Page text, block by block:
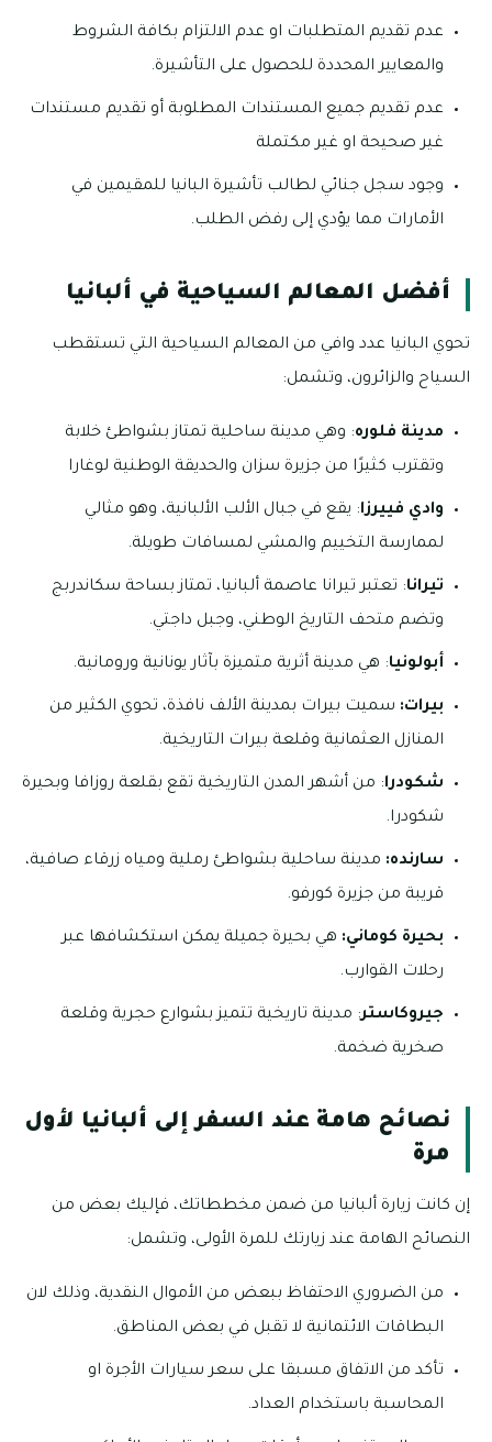
عدم تقديم المتطلبات او عدم الالتزام بكافة الشروط
والمعايير المحددة للحصول على التأشيرة.
عدم تقديم جميع المستندات المطلوبة أو تقديم مستندات
غير صحيحة او غير مكتملة
وجود سجل جنائي لطالب تأشيرة البانيا للمقيمين في
الأمارات مما يؤدي إلى رفض الطلب.
أفضل المعالم السياحية في ألبانيا
تحوي البانيا عدد وافي من المعالم السياحية التي تستقطب
السياح والزائرون، وتشمل:
مدينة فلوره: وهي مدينة ساحلية تمتاز بشواطئ خلابة
وتقترب كثيرًا من جزيرة سزان والحديقة الوطنية لوغارا
وادي فييرزا: يقع في جبال الألب الألبانية، وهو مثالي
لممارسة التخييم والمشي لمسافات طويلة.
تيرانا: تعتبر تيرانا عاصمة ألبانيا، تمتاز بساحة سكاندربج
وتضم متحف التاريخ الوطني، وجبل داجتي.
أبولونيا: هي مدينة أثرية متميزة بآثار يونانية ورومانية.
بيرات: سميت بيرات بمدينة الألف نافذة، تحوي الكثير من
المنازل العثمانية وقلعة بيرات التاريخية.
شكودرا: من أشهر المدن التاريخية تقع بقلعة روزافا وبحيرة
شكودرا.
سارنده: مدينة ساحلية بشواطئ رملية ومياه زرقاء صافية،
قريبة من جزيرة كورفو.
بحيرة كوماني: هي بحيرة جميلة يمكن استكشافها عبر
رحلات القوارب.
جيروكاستر: مدينة تاريخية تتميز بشوارع حجرية وقلعة
صخرية ضخمة.
نصائح هامة عند السفر إلى ألبانيا لأول
مرة
إن كانت زيارة ألبانيا من ضمن مخططاتك، فإليك بعض من
النصائح الهامة عند زيارتك للمرة الأولى، وتشمل:
من الضروري الاحتفاظ ببعض من الأموال النقدية، وذلك لان
البطاقات الائتمانية لا تقبل في بعض المناطق.
تأكد من الاتفاق مسبقا على سعر سيارات الأجرة او
المحاسبة باستخدام العداد.